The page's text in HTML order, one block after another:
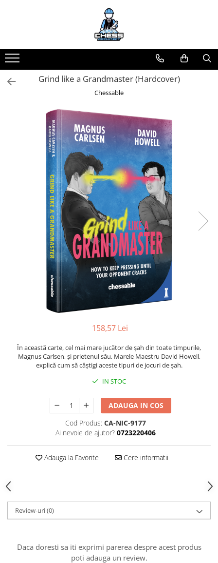
Materiale Șahiste
Accesorii
Accesorii tabla
Ceasuri Pentru Diverse Jocuri
Tabla De Sah Din Lemn
Cluburi Si Scoli
Colectie De Partide
colectie de partide
Computere de sah
Instruire Generala
Instruire Generala
Lemn De Boxwood
Piese de sah DGT
Piese De Sah Tematice Din Plastic
Piese sah electronice
Piese sah electronice
Piese Sah Tematice
Puzzle
Set Sah + Table/backgammon
Ceasuri De Sah Digitale
Seturi Sah Tematice
Grind like a Grandmaster (Hardcover)
Chessable
158,57 Lei
În această carte, cel mai mare jucător de șah din toate timpurile,
Magnus Carlsen, și prietenul său, Marele Maestru David Howell,
explică cum să câștigi aceste tipuri de jocuri de șah.
IN STOC
ADAUGA IN COS
Cod Produs: CA-NIC-9177
Ai nevoie de ajutor? 0723220406
Adauga la Favorite Cere informatii
Review-uri(0)
Daca doresti sa iti exprimi parerea despre acest produs
poti adauga un review.